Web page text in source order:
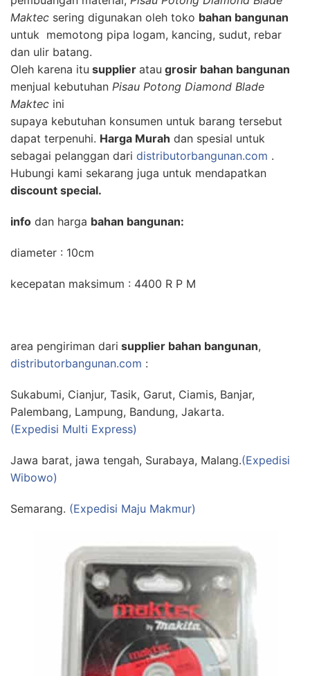
Maktec sering digunakan oleh toko bahan bangunan
untuk memotong pipa logam, kancing, sudut, rebar
dan ulir batang.
Oleh karena itu supplier atau grosir bahan bangunan
menjual kebutuhan Pisau Potong Diamond Blade
Maktec ini
supaya kebutuhan konsumen untuk barang tersebut
dapat terpenuhi. Harga Murah dan spesial untuk
sebagai pelanggan dari distributorbangunan.com .
Hubungi kami sekarang juga untuk mendapatkan
discount special.
info dan harga bahan bangunan:
diameter : 10cm
kecepatan maksimum : 4400 R P M
area pengiriman dari supplier bahan bangunan,
distributorbangunan.com :
Sukabumi, Cianjur, Tasik, Garut, Ciamis, Banjar,
Palembang, Lampung, Bandung, Jakarta.
(Expedisi Multi Express)
Jawa barat, jawa tengah, Surabaya, Malang.(Expedisi
Wibowo)
Semarang. (Expedisi Maju Makmur)